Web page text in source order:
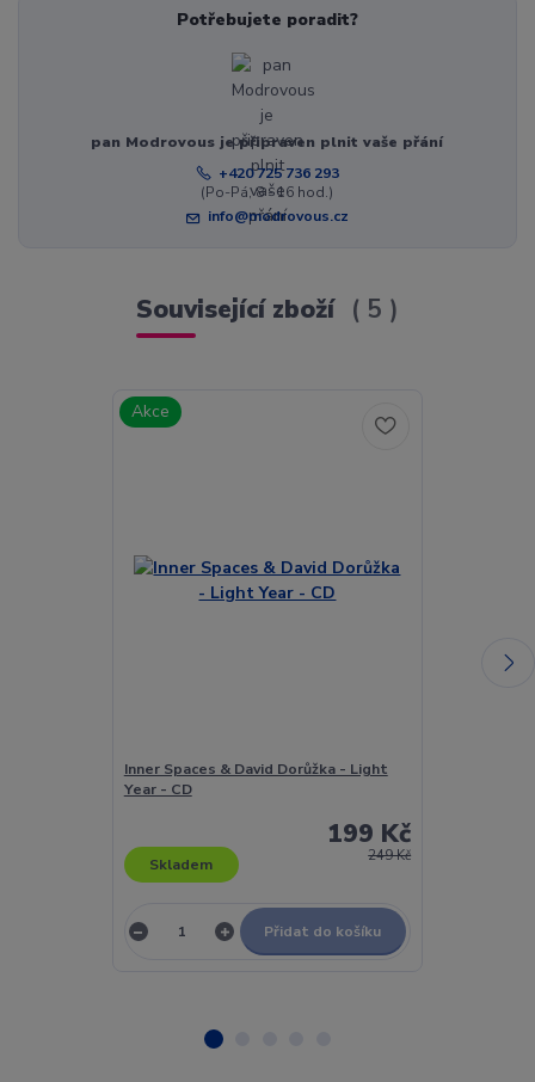
Potřebujete poradit?
pan Modrovous je připraven plnit vaše přání
+420 725 736 293
(Po-Pá, 8 - 16 hod.)
info@modrovous.cz
Související zboží 5
Akce
Inner Spaces & David Dorůžka - Light
Year - CD
249 Kč
199 Kč
Skladem
Přidat do košíku